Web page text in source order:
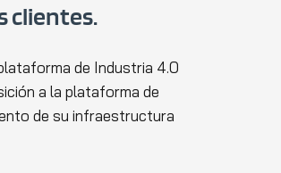
clientes.
de Industria 4.0
a la plataforma de
de su infraestructura